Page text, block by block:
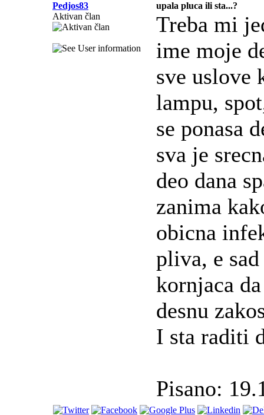
Pedjos83
upala pluca ili sta...?
Aktivan član
Treba mi
ime moje
sve uslove
lampu,
se ponasa
sva je
deo dana
zanima
obicna
pliva, e
kornjaca
desnu
I sta raditi
Pisano: